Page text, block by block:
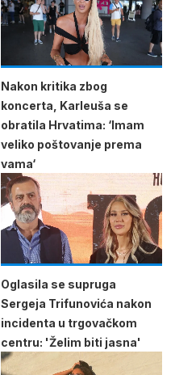
Nakon kritika zbog
koncerta, Karleuša se
obratila Hrvatima: ‘Imam
veliko poštovanje prema
vama‘
Oglasila se supruga
Sergeja Trifunovića nakon
incidenta u trgovačkom
centru: 'Želim biti jasna'